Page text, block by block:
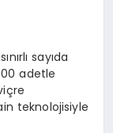
sayıda
adetle
teknolojisiyle